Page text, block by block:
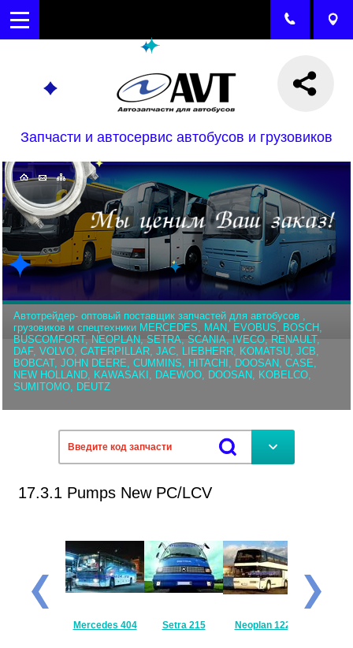
Запчасти и автосервис автобусов и грузовиков
Автотрейдер- оптовый поставщик запчастей для автобусов ,
грузовиков и спецтехники MERCEDES, MAN, EVOBUS, BOSCH,
BUSCOMFORT, NEOPLAN, SETRA, SCANIA, IVECO, RENAULT,
DAF, VOLVO, CATERPILLAR, JAC, LIEBHERR, KOMATSU, JCB,
BOBCAT, JOHN DEERE, CUMMINS, HITACHI, DOOSAN, CASE,
NEW HOLLAND, KAWASAKI, DAEWOO, DOOSAN, KOBELCO,
SUMITOMO, DEUTZ
17.3.1 Pumps New PC/LCV
Mercedes 404 Setra 215 Neoplan 122